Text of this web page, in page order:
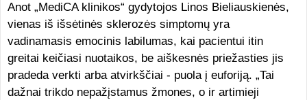
Anot „MediCA klinikos“ gydytojos Linos Bieliauskienės,
vienas iš išsėtinės sklerozės simptomų yra
vadinamasis emocinis labilumas, kai pacientui itin
greitai keičiasi nuotaikos, be aiškesnės priežasties jis
pradeda verkti arba atvirkščiai - puola į euforiją. „Tai
dažnai trikdo nepažįstamus žmones, o ir artimieji